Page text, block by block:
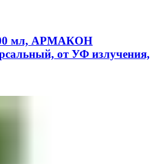
мл, АРМАКОН
от УФ излучения,